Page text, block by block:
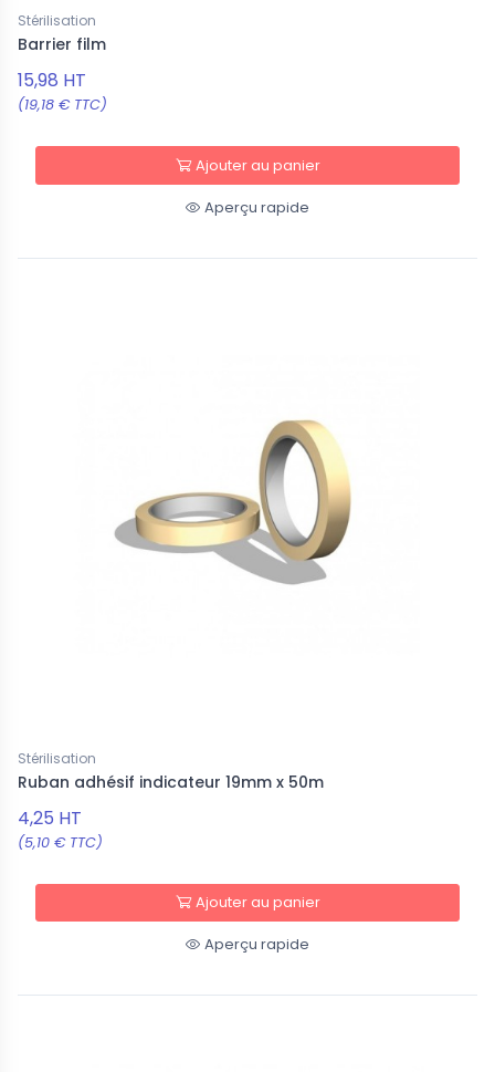
Stérilisation
Barrier film
15,98 HT
(19,18 € TTC)
Ajouter au panier
Aperçu rapide
Stérilisation
Ruban adhésif indicateur 19mm x 50m
4,25 HT
(5,10 € TTC)
Ajouter au panier
Aperçu rapide